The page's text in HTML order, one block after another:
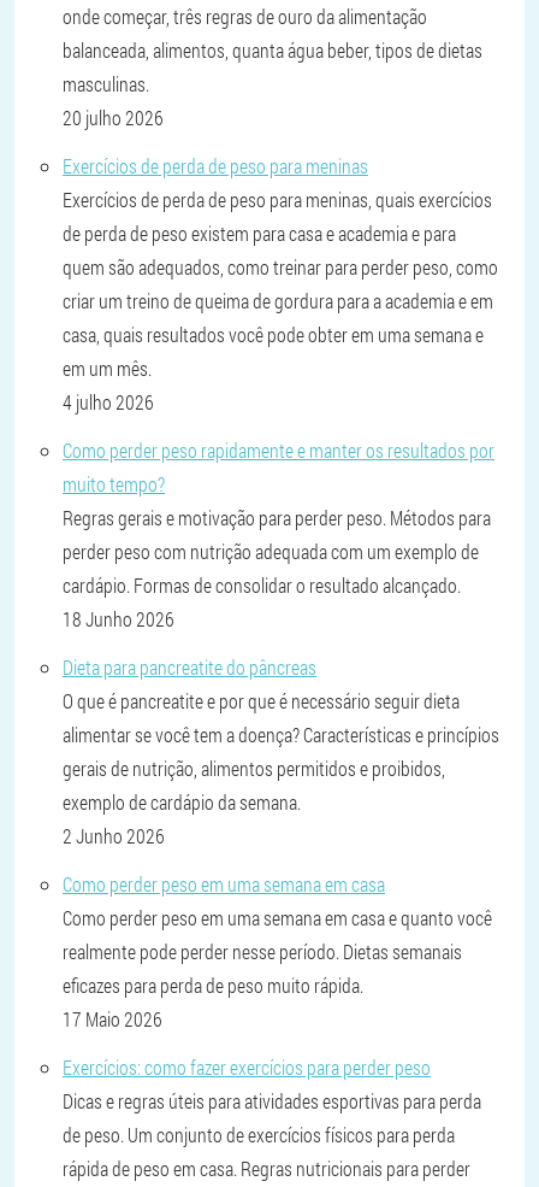
onde começar, três regras de ouro da alimentação
balanceada, alimentos, quanta água beber, tipos de dietas
masculinas.
20 julho 2026
Exercícios de perda de peso para meninas
Exercícios de perda de peso para meninas, quais exercícios
de perda de peso existem para casa e academia e para
quem são adequados, como treinar para perder peso, como
criar um treino de queima de gordura para a academia e em
casa, quais resultados você pode obter em uma semana e
em um mês.
4 julho 2026
Como perder peso rapidamente e manter os resultados por
muito tempo?
Regras gerais e motivação para perder peso. Métodos para
perder peso com nutrição adequada com um exemplo de
cardápio. Formas de consolidar o resultado alcançado.
18 Junho 2026
Dieta para pancreatite do pâncreas
O que é pancreatite e por que é necessário seguir dieta
alimentar se você tem a doença? Características e princípios
gerais de nutrição, alimentos permitidos e proibidos,
exemplo de cardápio da semana.
2 Junho 2026
Como perder peso em uma semana em casa
Como perder peso em uma semana em casa e quanto você
realmente pode perder nesse período. Dietas semanais
eficazes para perda de peso muito rápida.
17 Maio 2026
Exercícios: como fazer exercícios para perder peso
Dicas e regras úteis para atividades esportivas para perda
de peso. Um conjunto de exercícios físicos para perda
rápida de peso em casa. Regras nutricionais para perder